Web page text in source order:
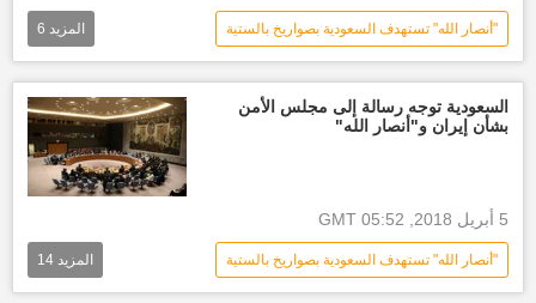
"أنصار الله" تستهدف السعودية بصواريخ بالستية
العالم العربي الأخبار
أخبار السعودية اليوم أنصار الله
الجيش السعودي
المزيد 6
السعودية توجه رسالة إلى مجلس الأمن
بشأن إيران و"أنصار الله"
5 أبريل 2018, 05:52 GMT
"أنصار الله" تستهدف السعودية بصواريخ بالستية
العالم العربي الأخبار
المزيد 14